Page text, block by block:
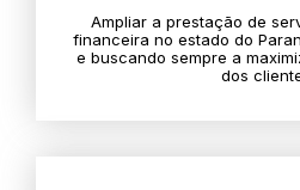
Ampliar a prestação de
financeira no estado do
e buscando sempre a
dos